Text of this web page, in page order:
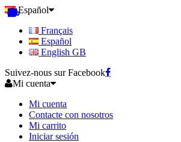
Español
Français
Español
English GB
Suivez-nous sur Facebook
Mi cuenta
Mi cuenta
Contacte con nosotros
Mi carrito
Iniciar sesión